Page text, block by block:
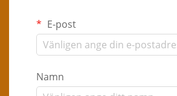
E-post
Namn